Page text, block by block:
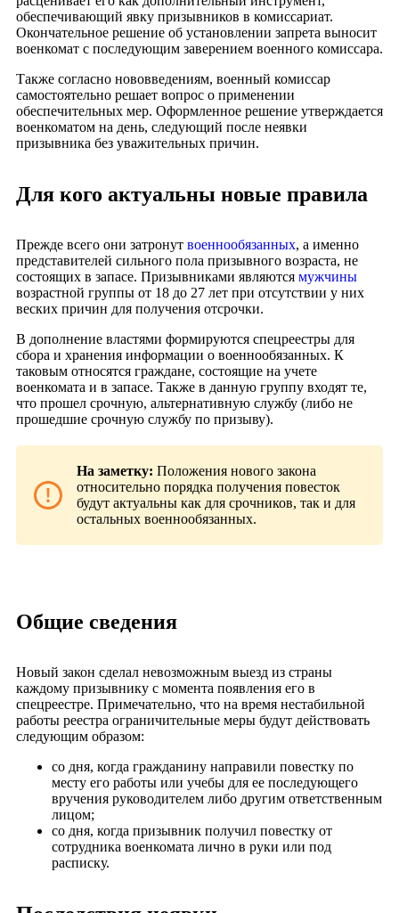
обеспечивающий явку призывников в комиссариат.
Окончательное решение об установлении запрета выносит
военкомат с последующим заверением военного комиссара.
Также согласно нововведениям, военный комиссар
самостоятельно решает вопрос о применении
обеспечительных мер. Оформленное решение утверждается
военкоматом на день, следующий после неявки
призывника без уважительных причин.
Для кого актуальны новые правила
Прежде всего они затронут военнообязанных, а именно
представителей сильного пола призывного возраста, не
состоящих в запасе. Призывниками являются мужчины
возрастной группы от 18 до 27 лет при отсутствии у них
веских причин для получения отсрочки.
В дополнение властями формируются спецреестры для
сбора и хранения информации о военнообязанных. К
таковым относятся граждане, состоящие на учете
военкомата и в запасе. Также в данную группу входят те,
что прошел срочную, альтернативную службу (либо не
прошедшие срочную службу по призыву).
На заметку: Положения нового закона
относительно порядка получения повесток
будут актуальны как для срочников, так и для
остальных военнообязанных.
Общие сведения
Новый закон сделал невозможным выезд из страны
каждому призывнику с момента появления его в
спецреестре. Примечательно, что на время нестабильной
работы реестра ограничительные меры будут действовать
следующим образом:
со дня, когда гражданину направили повестку по
месту его работы или учебы для ее последующего
вручения руководителем либо другим ответственным
лицом;
со дня, когда призывник получил повестку от
сотрудника военкомата лично в руки или под
расписку.